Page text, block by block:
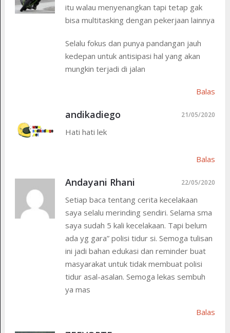
itu walau menyenangkan tapi tetap gak
bisa multitasking dengan pekerjaan lainnya
Selalu fokus dan punya pandangan jauh
kedepan untuk antisipasi hal yang akan
mungkin terjadi di jalan
Balas
andikadiego 21/05/2020
Hati hati lek
Balas
Andayani Rhani 22/05/2020
Setiap baca tentang cerita kecelakaan
saya selalu merinding sendiri. Selama sma
saya sudah 5 kali kecelakaan. Tapi belum
ada yg gara” polisi tidur si. Semoga tulisan
ini jadi bahan edukasi dan reminder buat
masyarakat untuk tidak membuat polisi
tidur asal-asalan. Semoga lekas sembuh
ya mas
Balas